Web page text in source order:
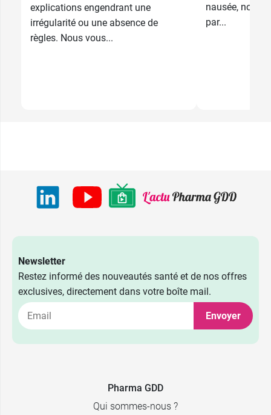
explications engendrant une
irrégularité ou une absence de
règles. Nous vous...
nausée,
par...
Newsletter
Restez informé des nouveautés santé et de nos offres
exclusives, directement dans votre boîte mail.
Envoyer
Pharma GDD
Qui sommes-nous ?